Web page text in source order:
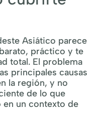
Asiático parece
práctico y te
total. El problema
principales causas
la región, y no
de lo que
en un contexto de